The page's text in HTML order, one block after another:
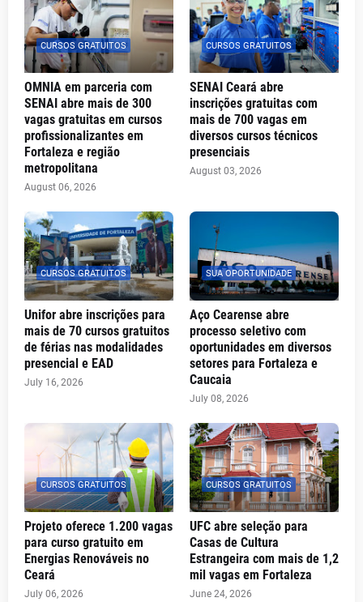
CURSOS GRATUITOS
OMNIA em parceria com
SENAI abre mais de 300
vagas gratuitas em cursos
profissionalizantes em
Fortaleza e região
metropolitana
August 06, 2026
CURSOS GRATUITOS
SENAI Ceará abre
inscrições gratuitas com
mais de 700 vagas em
diversos cursos técnicos
presenciais
August 03, 2026
CURSOS GRATUITOS
Unifor abre inscrições para
mais de 70 cursos gratuitos
de férias nas modalidades
presencial e EAD
July 16, 2026
SUA OPORTUNIDADE
Aço Cearense abre
processo seletivo com
oportunidades em diversos
setores para Fortaleza e
Caucaia
July 08, 2026
CURSOS GRATUITOS
Projeto oferece 1.200 vagas
para curso gratuito em
Energias Renováveis no
Ceará
July 06, 2026
CURSOS GRATUITOS
UFC abre seleção para
Casas de Cultura
Estrangeira com mais de 1,2
mil vagas em Fortaleza
June 24, 2026